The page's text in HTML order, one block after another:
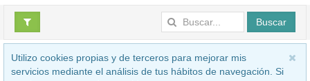
Buscar
Utilizo cookies propias y de terceros para mejorar mis
servicios mediante el análisis de tus hábitos de navegación. Si